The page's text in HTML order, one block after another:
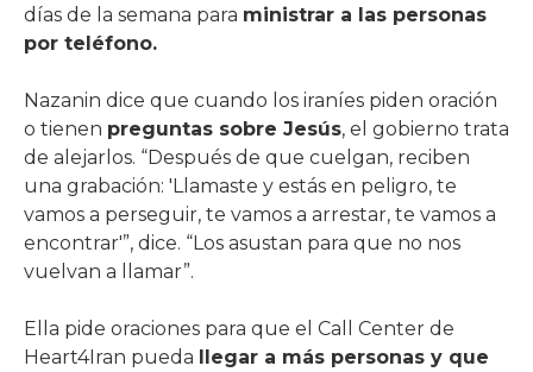
días de la semana para ministrar a las personas
por teléfono.
Nazanin dice que cuando los iraníes piden oración
o tienen preguntas sobre Jesús, el gobierno trata
de alejarlos. “Después de que cuelgan, reciben
una grabación: 'Llamaste y estás en peligro, te
vamos a perseguir, te vamos a arrestar, te vamos a
encontrar'”, dice. “Los asustan para que no nos
vuelvan a llamar”.
Ella pide oraciones para que el Call Center de
Heart4Iran pueda llegar a más personas y que